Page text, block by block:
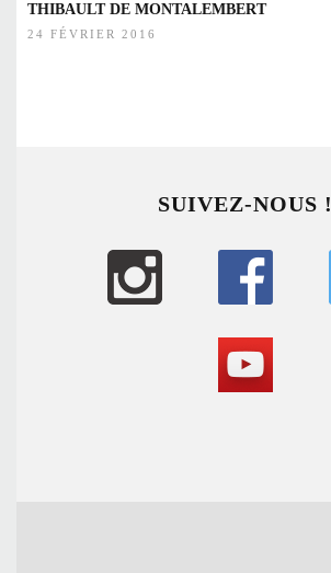
THIBAULT DE MONTALEMBERT
24 FÉVRIER 2016
SUIVEZ-NOUS !